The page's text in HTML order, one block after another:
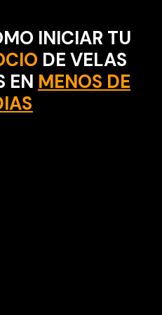
INICIAR TU
DE VELAS
EN MENOS DE